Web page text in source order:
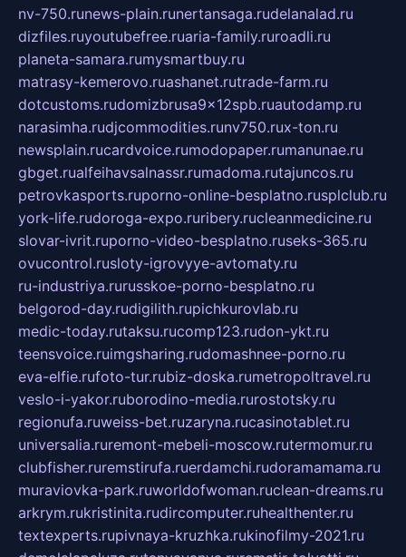
nv-750.runews-plain.runertansaga.rudelanalad.ru
dizfiles.ruyoutubefree.ruaria-family.ruroadli.ru
planeta-samara.rumysmartbuy.ru
matrasy-kemerovo.ruashanet.rutrade-farm.ru
dotcustoms.rudomizbrusa9x12spb.ruautodamp.ru
narasimha.rudjcommodities.runv750.rux-ton.ru
newsplain.rucardvoice.rumodopaper.rumanunae.ru
gbget.rualfeihavsalnassr.rumadoma.rutajuncos.ru
petrovkasports.ruporno-online-besplatno.rusplclub.ru
york-life.rudoroga-expo.ruribery.rucleanmedicine.ru
slovar-ivrit.ruporno-video-besplatno.ruseks-365.ru
ovucontrol.rusloty-igrovyye-avtomaty.ru
ru-industriya.rurusskoe-porno-besplatno.ru
belgorod-day.rudigilith.rupichkurovlab.ru
medic-today.rutaksu.rucomp123.rudon-ykt.ru
teensvoice.ruimgsharing.rudomashnee-porno.ru
eva-elfie.rufoto-tur.rubiz-doska.rumetropoltravel.ru
veslo-i-yakor.ruborodino-media.rurostotsky.ru
regionufa.ruweiss-bet.ruzaryna.rucasinotablet.ru
universalia.ruremont-mebeli-moscow.rutermomur.ru
clubfisher.ruremstirufa.ruerdamchi.rudoramamama.ru
muraviovka-park.ruworldofwoman.ruclean-dreams.ru
arkrym.rukristinita.rudircomputer.ruhealthenter.ru
textexperts.rupivnaya-kruzhka.rukinofilmy-2021.ru